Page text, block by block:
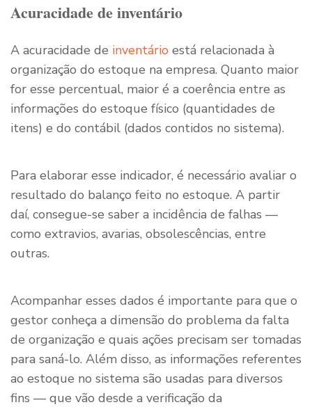
Acuracidade de inventário
A acuracidade de inventário está relacionada à
organização do estoque na empresa. Quanto maior
for esse percentual, maior é a coerência entre as
informações do estoque físico (quantidades de
itens) e do contábil (dados contidos no sistema).
Para elaborar esse indicador, é necessário avaliar o
resultado do balanço feito no estoque. A partir
daí, consegue-se saber a incidência de falhas —
como extravios, avarias, obsolescências, entre
outras.
Acompanhar esses dados é importante para que o
gestor conheça a dimensão do problema da falta
de organização e quais ações precisam ser tomadas
para saná-lo. Além disso, as informações referentes
ao estoque no sistema são usadas para diversos
fins — que vão desde a verificação da